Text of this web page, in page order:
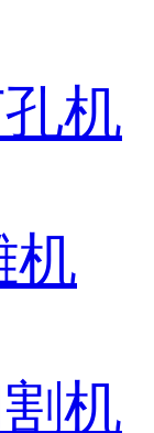
机
机
机